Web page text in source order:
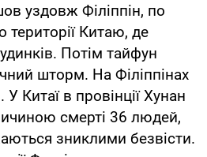
уздовж Філіппін, по
території Китаю, де
Потім тайфун
шторм. На Філіппінах
Китаї в провінції Хунан
смерті 36 людей,
зниклими безвісти.